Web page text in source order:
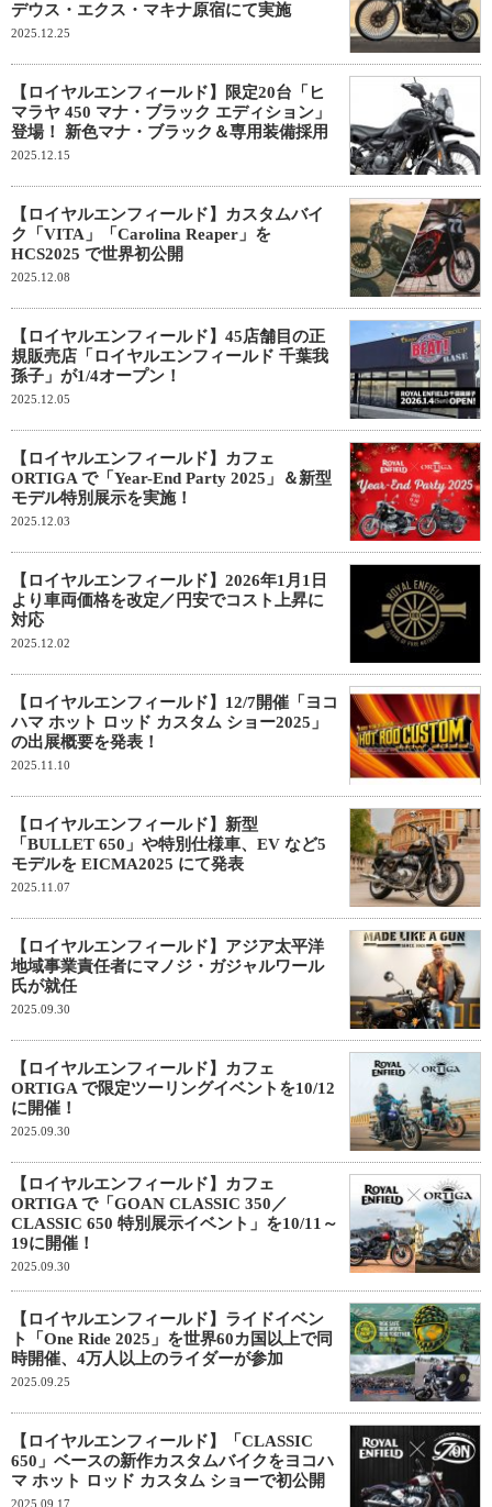
デウス・エクス・マキナ原宿にて実施
2025.12.25
【ロイヤルエンフィールド】限定20台「ヒ
マラヤ 450 マナ・ブラック エディション」
登場！ 新色マナ・ブラック＆専用装備採用
2025.12.15
【ロイヤルエンフィールド】カスタムバイ
ク「VITA」「Carolina Reaper」を
HCS2025 で世界初公開
2025.12.08
【ロイヤルエンフィールド】45店舗目の正
規販売店「ロイヤルエンフィールド 千葉我
孫子」が1/4オープン！
2025.12.05
【ロイヤルエンフィールド】カフェ
ORTIGA で「Year-End Party 2025」＆新型
モデル特別展示を実施！
2025.12.03
【ロイヤルエンフィールド】2026年1月1日
より車両価格を改定／円安でコスト上昇に
対応
2025.12.02
【ロイヤルエンフィールド】12/7開催「ヨコ
ハマ ホット ロッド カスタム ショー2025」
の出展概要を発表！
2025.11.10
【ロイヤルエンフィールド】新型
「BULLET 650」や特別仕様車、EV など5
モデルを EICMA2025 にて発表
2025.11.07
【ロイヤルエンフィールド】アジア太平洋
地域事業責任者にマノジ・ガジャルワール
氏が就任
2025.09.30
【ロイヤルエンフィールド】カフェ
ORTIGA で限定ツーリングイベントを10/12
に開催！
2025.09.30
【ロイヤルエンフィールド】カフェ
ORTIGA で「GOAN CLASSIC 350／
CLASSIC 650 特別展示イベント」を10/11～
19に開催！
2025.09.30
【ロイヤルエンフィールド】ライドイベン
ト「One Ride 2025」を世界60カ国以上で同
時開催、4万人以上のライダーが参加
2025.09.25
【ロイヤルエンフィールド】「CLASSIC
650」ベースの新作カスタムバイクをヨコハ
マ ホット ロッド カスタム ショーで初公開
2025.09.17